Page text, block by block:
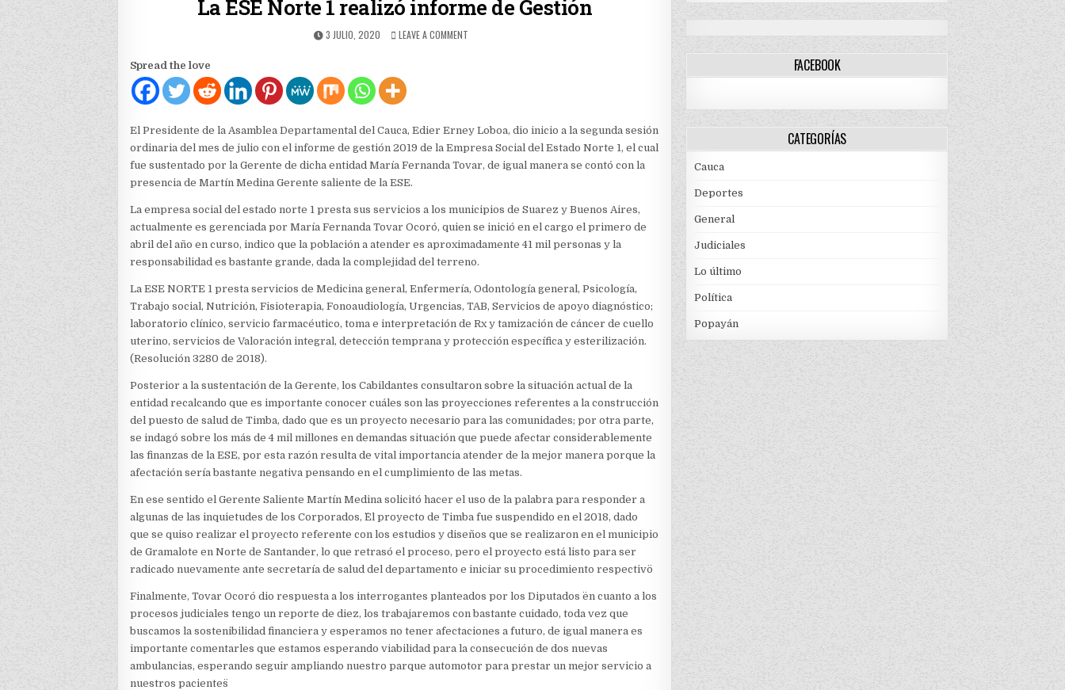
La ESE Norte 1 realizó informe de Gestión
PUBLISHED
3 JULIO, 2020 LEAVE A COMMENTON
DE
GESTIÓN
Spread the love
El Presidente de la Asamblea Departamental del Cauca, Edier Erney Loboa, dio inicio a la segunda sesión
ordinaria del mes de julio con el informe de gestión 2019 de la Empresa Social del Estado Norte 1, el cual
fue sustentado por la Gerente de dicha entidad María Fernanda Tovar, de igual manera se contó con la
presencia de Martín Medina Gerente saliente de la ESE.
La empresa social del estado norte 1 presta sus servicios a los municipios de Suarez y Buenos Aires,
actualmente es gerenciada por María Fernanda Tovar Ocoró, quien se inició en el cargo el primero de
abril del año en curso, indico que la población a atender es aproximadamente 41 mil personas y la
responsabilidad es bastante grande, dada la complejidad del terreno.
La ESE NORTE 1 presta servicios de Medicina general, Enfermería, Odontología general, Psicología,
Trabajo social, Nutrición, Fisioterapia, Fonoaudiología, Urgencias, TAB, Servicios de apoyo diagnóstico;
laboratorio clínico, servicio farmacéutico, toma e interpretación de Rx y tamización de cáncer de cuello
uterino, servicios de Valoración integral, detección temprana y protección específica y esterilización.
(Resolución 3280 de 2018).
Posterior a la sustentación de la Gerente, los Cabildantes consultaron sobre la situación actual de la
entidad recalcando que es importante conocer cuáles son las proyecciones referentes a la construcción
del puesto de salud de Timba, dado que es un proyecto necesario para las comunidades; por otra parte,
se indagó sobre los más de 4 mil millones en demandas situación que puede afectar considerablemente
las finanzas de la ESE, por esta razón resulta de vital importancia atender de la mejor manera porque la
afectación sería bastante negativa pensando en el cumplimiento de las metas.
En ese sentido el Gerente Saliente Martín Medina solicitó hacer el uso de la palabra para responder a
algunas de las inquietudes de los Corporados, ¨El proyecto de Timba fue suspendido en el 2018, dado
que se quiso realizar el proyecto referente con los estudios y diseños que se realizaron en el municipio
de Gramalote en Norte de Santander, lo que retrasó el proceso, pero el proyecto está listo para ser
radicado nuevamente ante secretaría de salud del departamento e iniciar su procedimiento respectivo¨
Finalmente, Tovar Ocoró dio respuesta a los interrogantes planteados por los Diputados ¨en cuanto a los
procesos judiciales tengo un reporte de diez, los trabajaremos con bastante cuidado, toda vez que
buscamos la sostenibilidad financiera y esperamos no tener afectaciones a futuro, de igual manera es
importante comentarles que estamos esperando viabilidad para la consecución de dos nuevas
ambulancias, esperando seguir ampliando nuestro parque automotor para prestar un mejor servicio a
nuestros pacientes¨
FACEBOOK
CATEGORÍAS
Cauca
Deportes
General
Judiciales
Lo último
Política
Popayán